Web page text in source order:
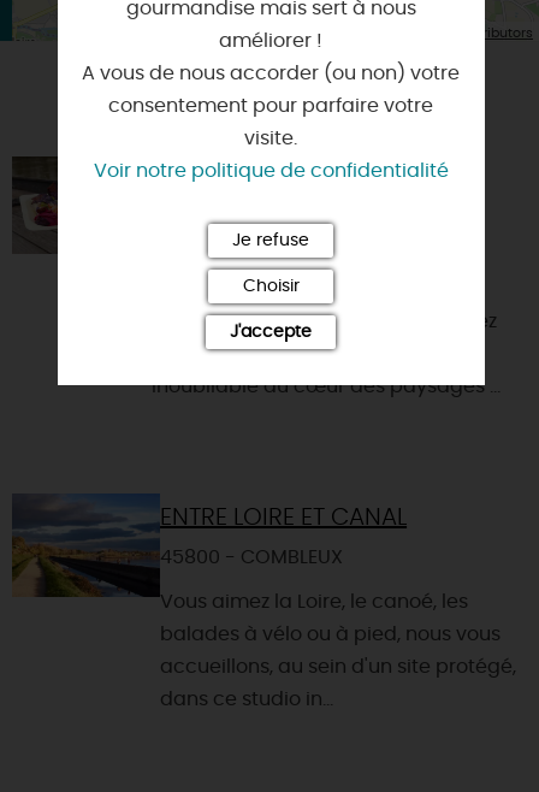
Leaflet | Map data © OpenStreetMap contributors
VOUS AIMEREZ AUSSI
BALADE GOURMANDE SUR LA
45800 - COMBLEUX
Évadez-vous pour une Balade
Gourmande sur la Loire ! Embarquez
pour une expérience sensorielle
inoubliable au cœur des paysages ...
ENTRE LOIRE ET CANAL
45800 - COMBLEUX
Vous aimez la Loire, le canoé, les
balades à vélo ou à pied, nous vous
accueillons, au sein d'un site protégé,
dans ce studio in...
gourmandise mais sert à nous
améliorer !
A vous de nous accorder (ou non) votre
consentement pour parfaire votre
visite.
Voir notre politique de confidentialité
Je refuse
Choisir
J'accepte